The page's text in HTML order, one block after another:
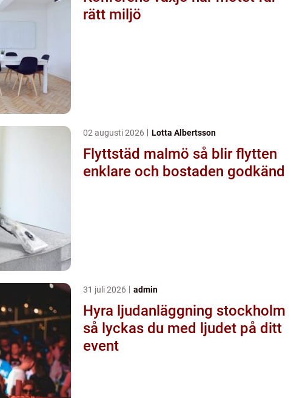
rätt miljö
02 augusti 2026 Lotta Albertsson
Flyttstäd malmö så blir flytten
enklare och bostaden godkänd
31 juli 2026 admin
Hyra ljudanläggning stockholm
så lyckas du med ljudet på ditt
event